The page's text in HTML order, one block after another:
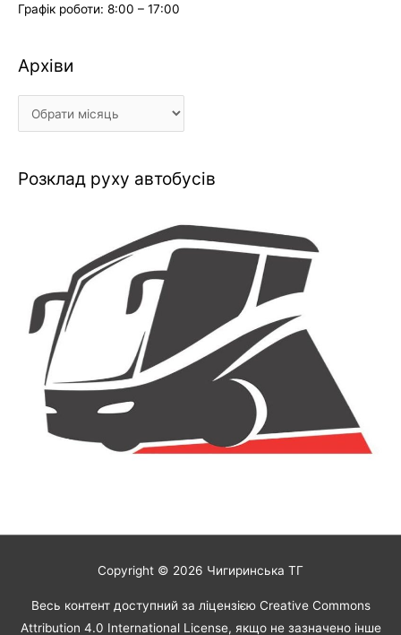
Графік роботи: 8:00 – 17:00
Архіви
Архіви
Розклад руху автобусів
Copyright © 2026 Чигиринська ТГ
Весь контент доступний за ліцензією Creative Commons
Attribution 4.0 International License, якщо не зазначено інше